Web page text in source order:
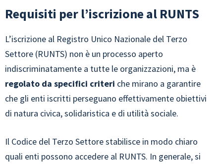
Requisiti per l’iscrizione al RUNTS
L’iscrizione al Registro Unico Nazionale del Terzo
Settore (RUNTS) non è un processo aperto
indiscriminatamente a tutte le organizzazioni, ma è
regolato da specifici criteri che mirano a garantire
che gli enti iscritti perseguano effettivamente obiettivi
di natura civica, solidaristica e di utilità sociale.
Il Codice del Terzo Settore stabilisce in modo chiaro
quali enti possono accedere al RUNTS. In generale, si